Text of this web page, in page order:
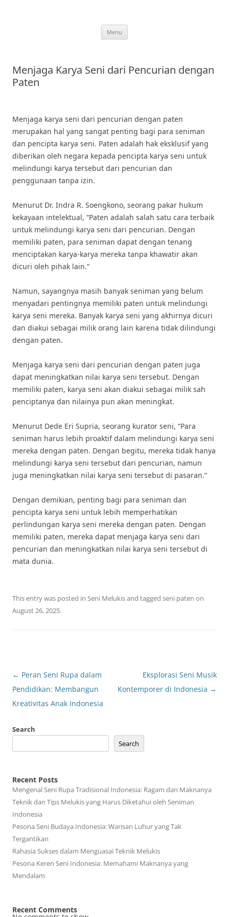
Menu
Menjaga Karya Seni dari Pencurian dengan
Paten
Menjaga karya seni dari pencurian dengan paten
merupakan hal yang sangat penting bagi para seniman
dan pencipta karya seni. Paten adalah hak eksklusif yang
diberikan oleh negara kepada pencipta karya seni untuk
melindungi karya tersebut dari pencurian dan
penggunaan tanpa izin.
Menurut Dr. Indra R. Soengkono, seorang pakar hukum
kekayaan intelektual, “Paten adalah salah satu cara terbaik
untuk melindungi karya seni dari pencurian. Dengan
memiliki paten, para seniman dapat dengan tenang
menciptakan karya-karya mereka tanpa khawatir akan
dicuri oleh pihak lain.”
Namun, sayangnya masih banyak seniman yang belum
menyadari pentingnya memiliki paten untuk melindungi
karya seni mereka. Banyak karya seni yang akhirnya dicuri
dan diakui sebagai milik orang lain karena tidak dilindungi
dengan paten.
Menjaga karya seni dari pencurian dengan paten juga
dapat meningkatkan nilai karya seni tersebut. Dengan
memiliki paten, karya seni akan diakui sebagai milik sah
penciptanya dan nilainya pun akan meningkat.
Menurut Dede Eri Supria, seorang kurator seni, “Para
seniman harus lebih proaktif dalam melindungi karya seni
mereka dengan paten. Dengan begitu, mereka tidak hanya
melindungi karya seni tersebut dari pencurian, namun
juga meningkatkan nilai karya seni tersebut di pasaran.”
Dengan demikian, penting bagi para seniman dan
pencipta karya seni untuk lebih memperhatikan
perlindungan karya seni mereka dengan paten. Dengan
memiliki paten, mereka dapat menjaga karya seni dari
pencurian dan meningkatkan nilai karya seni tersebut di
mata dunia.
This entry was posted in Seni Melukisand tagged seni paten on
August 26, 2025.
Post
navigation
← Peran Seni Rupa dalam
Pendidikan: Membangun
Kreativitas Anak Indonesia
Eksplorasi Seni Musik
Kontemporer di Indonesia →
Search
Search
Recent Posts
Mengenal Seni Rupa Tradisional Indonesia: Ragam dan Maknanya
Teknik dan Tips Melukis yang Harus Diketahui oleh Seniman
Indonesia
Pesona Seni Budaya Indonesia: Warisan Luhur yang Tak
Tergantikan
Rahasia Sukses dalam Menguasai Teknik Melukis
Pesona Keren Seni Indonesia: Memahami Maknanya yang
Mendalam
Recent Comments